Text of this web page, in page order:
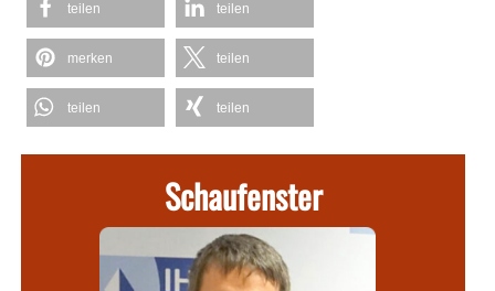
teilen teilen
merken teilen
teilen teilen
Schaufenster